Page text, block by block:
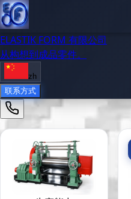
ELASTIK FORM 有限公司
从构想到成品零件。
zh
联系方式